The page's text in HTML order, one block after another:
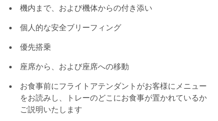
機内まで、および機体からの付き添い
個人的な安全ブリーフィング
優先搭乗
座席から、および座席への移動
お食事前にフライトアテンダントがお客様にメニュー
をお読みし、トレーのどこにお食事が置かれているか
ご説明いたします